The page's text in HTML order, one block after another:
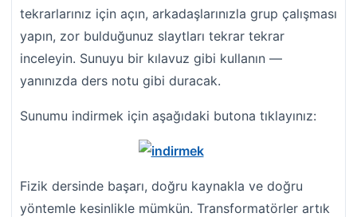
tekrarlarınız için açın, arkadaşlarınızla grup çalışması
yapın, zor bulduğunuz slaytları tekrar tekrar
inceleyin. Sunuyu bir kılavuz gibi kullanın —
yanınızda ders notu gibi duracak.
Sunumu indirmek için aşağıdaki butona tıklayınız:
Fizik dersinde başarı, doğru kaynakla ve doğru
yöntemle kesinlikle mümkün. Transformatörler artık